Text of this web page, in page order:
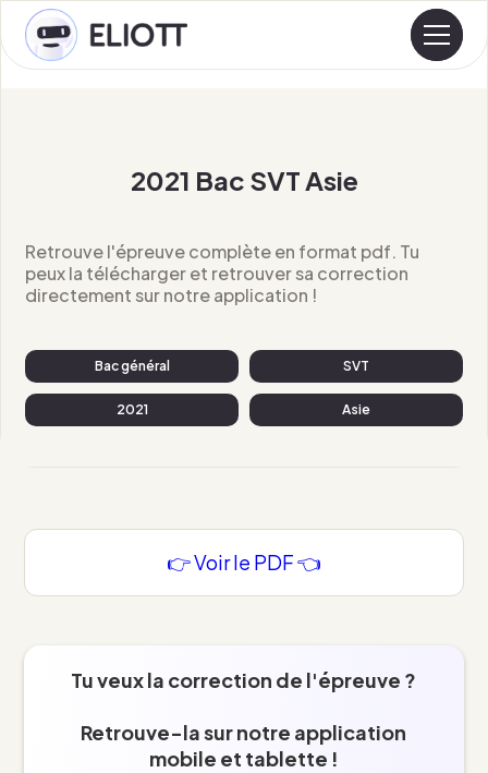
2021 Bac SVT Asie
Retrouve l'épreuve complète en format pdf. Tu
peux la télécharger et retrouver sa correction
directement sur notre application !
Bac général SVT
2021 Asie
👉 Voir le PDF 👈
Tu veux la correction de l'épreuve ?
Retrouve-la sur notre application
mobile et tablette !